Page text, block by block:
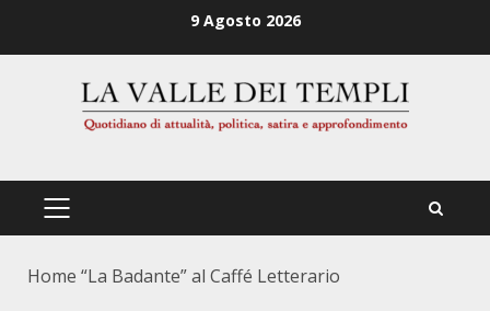
9 Agosto 2026
PRIMÄRES
Home “La Badante” al Caffé Letterario